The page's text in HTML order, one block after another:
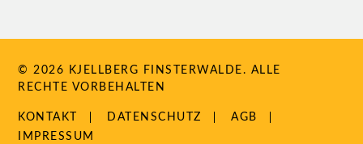
© 2026 KJELLBERG FINSTERWALDE. ALLE
RECHTE VORBEHALTEN
NAVIGATION
ÜBERSPRINGEN
KONTAKT DATENSCHUTZ
AGB
IMPRESSUM